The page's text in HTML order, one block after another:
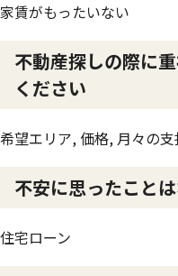
家賃がもったいない
不動産探しの際に
ください
希望エリア, 価格, 月々の支
不安に思ったこと
住宅ローン